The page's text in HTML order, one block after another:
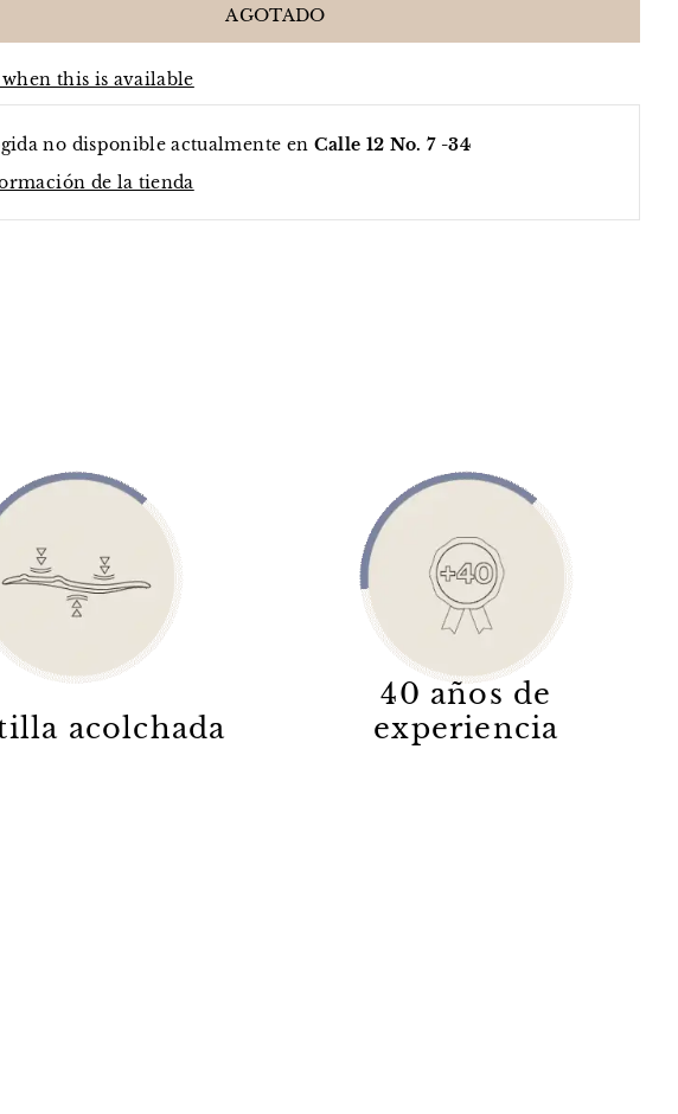
this is available
no disponible actualmente en Calle 12 No. 7 -34
de la tienda
acolchada
40 años de
experiencia